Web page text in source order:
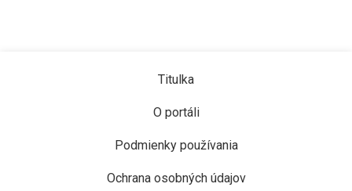
Titulka
O portáli
Podmienky používania
Ochrana osobných údajov